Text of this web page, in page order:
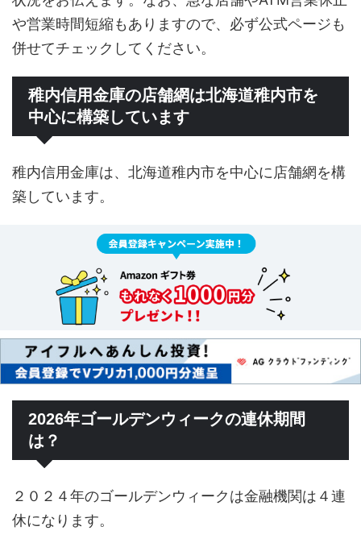
や営業時間短縮もありますので、必ず公式ページも
併せてチェックしてください。
稚内信用金庫の店舗網は北海道稚内市を
中心に構築しています
稚内信用金庫は、北海道稚内市を中心に店舗網を構
築しています。
2026年ゴールデンウィークの連休期間
は？
２０２４年のゴールデンウィークは金融機関は４連
休になります。